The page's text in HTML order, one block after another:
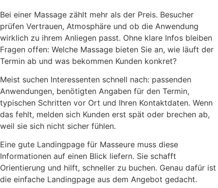
Bei einer Massage zählt mehr als der Preis. Besucher
prüfen Vertrauen, Atmosphäre und ob die Anwendung
wirklich zu ihrem Anliegen passt. Ohne klare Infos bleiben
Fragen offen: Welche Massage bieten Sie an, wie läuft der
Termin ab und was bekommen Kunden konkret?
Meist suchen Interessenten schnell nach: passenden
Anwendungen, benötigten Angaben für den Termin,
typischen Schritten vor Ort und Ihren Kontaktdaten. Wenn
das fehlt, melden sich Kunden erst spät oder brechen ab,
weil sie sich nicht sicher fühlen.
Eine gute Landingpage für Masseure muss diese
Informationen auf einen Blick liefern. Sie schafft
Orientierung und hilft, schneller zu buchen. Genau dafür ist
die einfache Landingpage aus dem Angebot gedacht.